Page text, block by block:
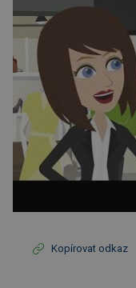
Kopírovat odkaz